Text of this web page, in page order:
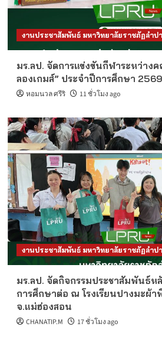
งานประชาสัมพันธ์ มหาวิทยาลัยราชภัฏลำป
มร.ลป. จัดการแข่งขันกีฬาระหว่าง
ลองเกมส์” ประจำปีการศึกษา 2569
หอมนวล ศรีริ 11 ชั่วโมง ago
งานประชาสัมพันธ์ มหาวิทยาลัยราชภัฏลำป
มร.ลป. จัดกิจกรรมประชาสัมพันธ์ห
การศึกษาต่อ ณ โรงเรียนปางมะผ้า
จ.แม่ฮ่องสอน
CHANATIP.M 17 ชั่วโมง ago